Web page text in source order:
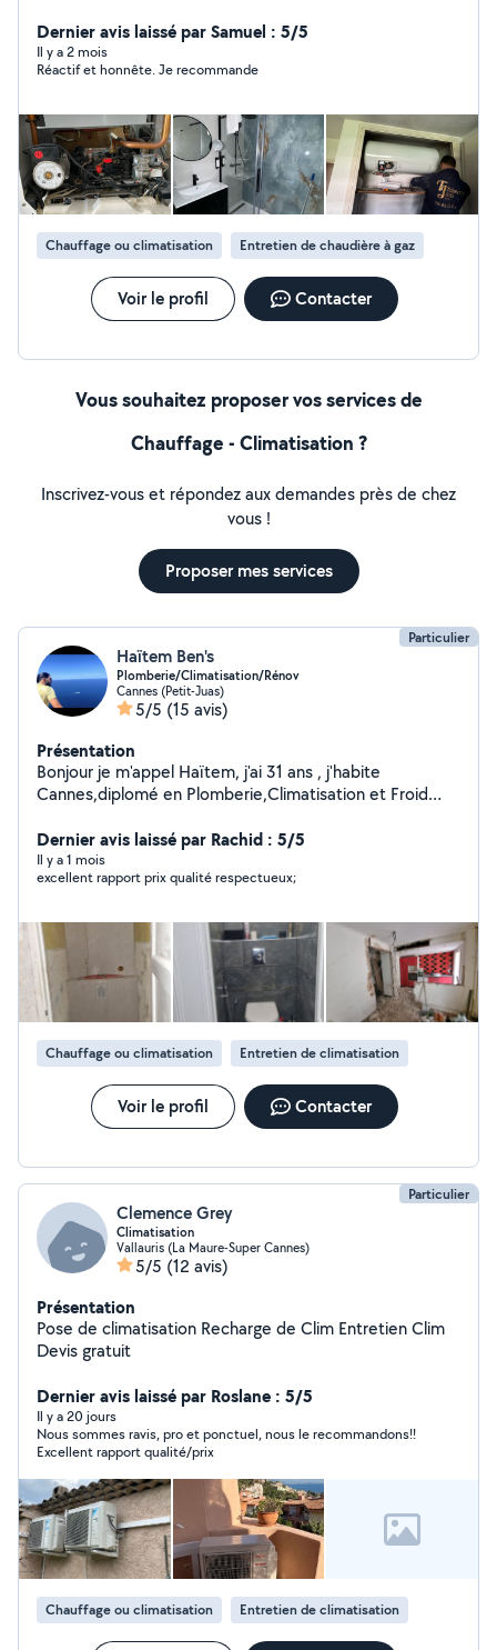
Dernier avis laissé par Samuel : 5/5
Il y a 2 mois
Réactif et honnête. Je recommande
Chauffage ou climatisation Entretien de chaudière à gaz
Voir le profil Contacter
Vous souhaitez proposer vos services de
Chauffage - Climatisation ?
Inscrivez-vous et répondez aux demandes près de chez
vous !
Proposer mes services
Particulier
Haïtem Ben's
Plomberie/Climatisation/Rénov
Cannes (Petit-Juas)
5/5 (15 avis)
Présentation
Bonjour je m'appel Haïtem, j'ai 31 ans , j'habite
Cannes,diplomé en Plomberie,Climatisation et Froid
fait aussi de la rénovation d'appartement. Pour toutes
demande n'hésitez pas à me contacter.
Dernier avis laissé par Rachid : 5/5
Il y a 1 mois
excellent rapport prix qualité respectueux;
Chauffage ou climatisation Entretien de climatisation
Voir le profil Contacter
Particulier
Clemence Grey
Climatisation
Vallauris (La Maure-Super Cannes)
5/5 (12 avis)
Présentation
Pose de climatisation Recharge de Clim Entretien Clim
Devis gratuit
Dernier avis laissé par Roslane : 5/5
Il y a 20 jours
Nous sommes ravis, pro et ponctuel, nous le recommandons!!
Excellent rapport qualité/prix
Chauffage ou climatisation Entretien de climatisation